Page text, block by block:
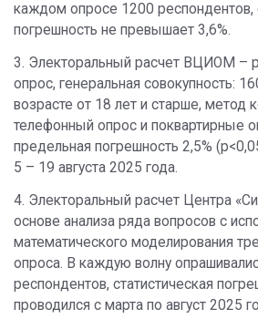
каждом опросе 1200 респондентов,
погрешность не превышает 3,6%.
3. Электоральный расчет ВЦИОМ –
опрос, генеральная совокупность:
возрасте от 18 лет и старше, метод
телефонный опрос и поквартирные
предельная погрешность 2,5%
5 – 19 августа 2025 года.
4. Электоральный расчет Центра
основе анализа ряда вопросов с
математического моделирования
опроса. В каждую волну
респондентов, статистическая
проводился с марта по август 2025